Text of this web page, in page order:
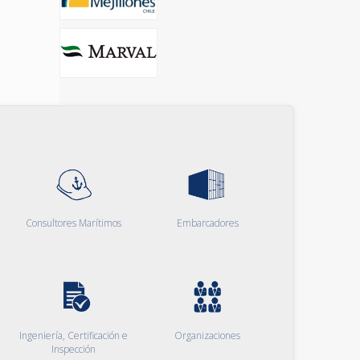
Consultores Marítimos Embarcadores
Ingeniería, Certificación e
Inspección
Organizaciones